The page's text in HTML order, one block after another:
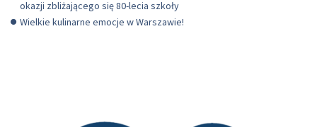
okazji zbliżającego się 80-lecia szkoły
Wielkie kulinarne emocje w Warszawie!